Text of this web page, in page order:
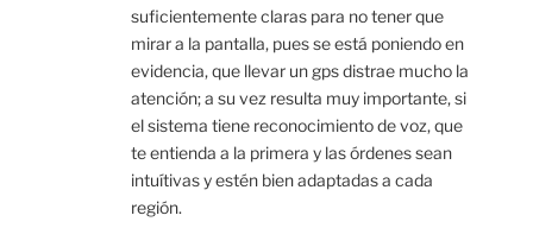
suficientemente claras para no tener que
mirar a la pantalla, pues se está poniendo en
evidencia, que llevar un gps distrae mucho la
atención; a su vez resulta muy importante, si
el sistema tiene reconocimiento de voz, que
te entienda a la primera y las órdenes sean
intuítivas y estén bien adaptadas a cada
región.